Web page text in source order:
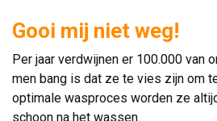
Gooi mij niet weg!
Per jaar verdwijnen er 100.000 van
men bang is dat ze te vies zijn om
optimale wasproces worden ze
schoon na het wassen.